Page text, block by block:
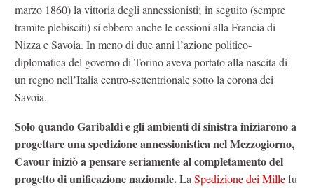
marzo 1860) la vittoria degli annessionisti; in seguito (sempre
tramite plebisciti) si ebbero anche le cessioni alla Francia di
Nizza e Savoia. In meno di due anni l’azione politico-
diplomatica del governo di Torino aveva portato alla nascita di
un regno nell’Italia centro-settentrionale sotto la corona dei
Savoia.
Solo quando Garibaldi e gli ambienti di sinistra iniziarono a
progettare una spedizione annessionistica nel Mezzogiorno,
Cavour iniziò a pensare seriamente al completamento del
progetto di unificazione nazionale.La Spedizione dei Millefu